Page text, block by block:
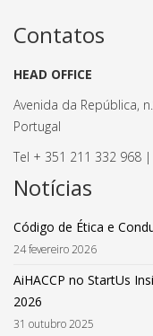
Contatos
HEAD OFFICE
Avenida da República,
Portugal
Tel + 351 211 332 968
Notícias
Código de Ética e
24 fevereiro 2026
AiHACCP no StartUs
2026
31 outubro 2025